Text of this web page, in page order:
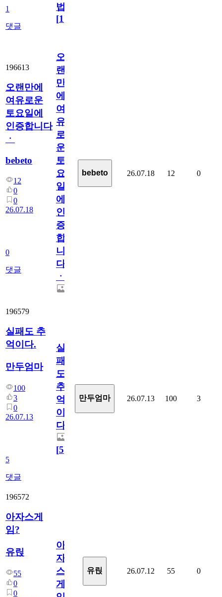
1
댓글
법
[1]
196613
오랜만에
여유로운
토요일에
인증합니다
ㆍ
bebeto
12
0
0
26.07.18
0
댓글
오
랜
만
에
여
유
로
운
토
요
일
에
인
증
합
니
다
ㆍ
bebeto 26.07.18 12 0
196579
실패도 추
억이다.
만두엄마
100
3
0
26.07.13
5
댓글
실
패
도
추
억
이
다.
[5]
만두엄마 26.07.13 100 3
196572
아자스게
임?
유릱
55
0
0
아
자
스
게
유릱 26.07.12 55 0